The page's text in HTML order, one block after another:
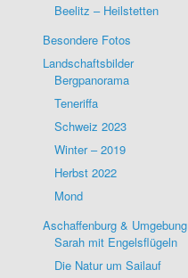
Beelitz – Heilstetten
Besondere Fotos
Landschaftsbilder
Bergpanorama
Teneriffa
Schweiz 2023
Winter – 2019
Herbst 2022
Mond
Aschaffenburg & Umgebung
Sarah mit Engelsflügeln
Die Natur um Sailauf